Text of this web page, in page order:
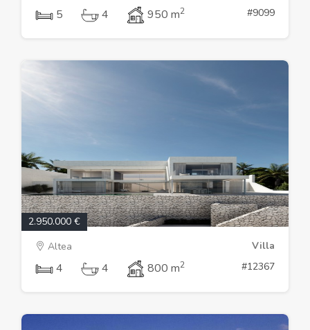
5 4 950 m2 #9099
2.950.000 €
Altea
Villa
4 4 800 m2 #12367